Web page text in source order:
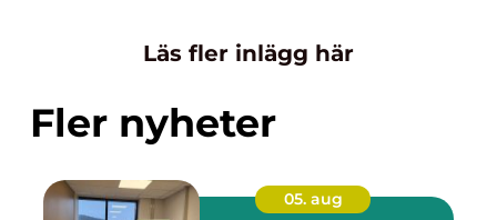
Läs fler inlägg här
Fler nyheter
05. aug